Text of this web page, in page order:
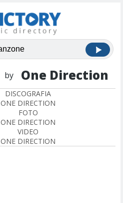
by One Direction
DISCOGRAFIA
ONE DIRECTION
FOTO
ONE DIRECTION
VIDEO
ONE DIRECTION